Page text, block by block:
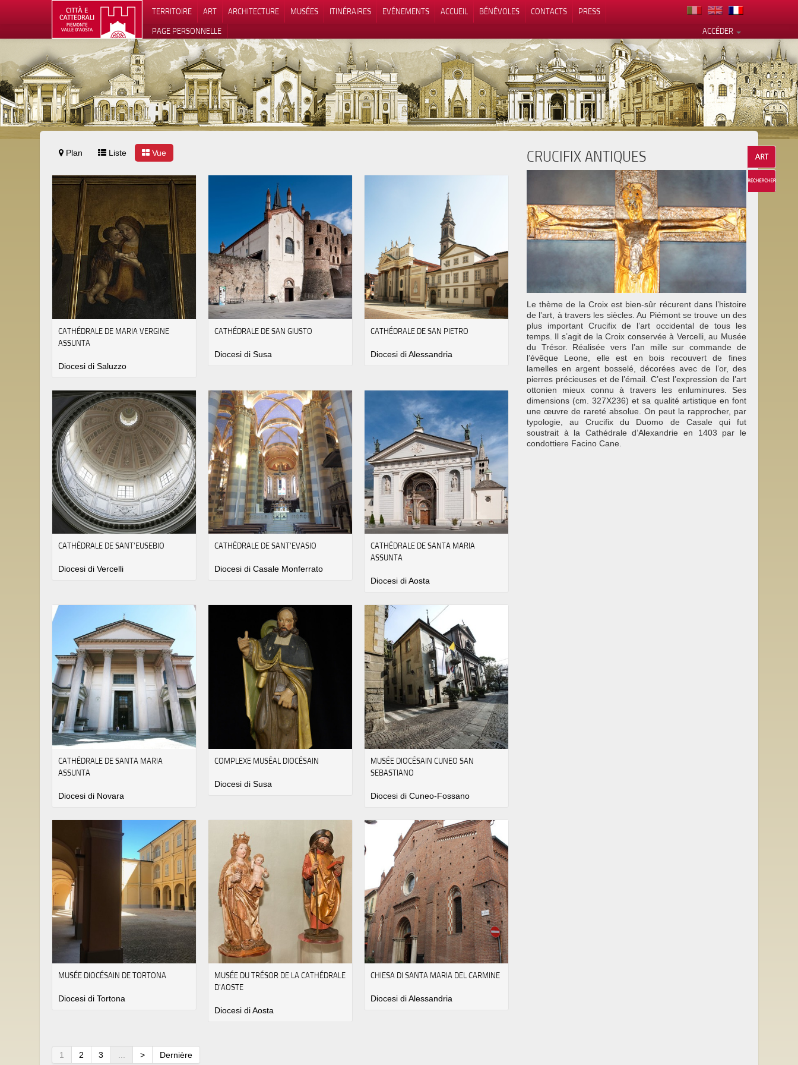
TERRITOIRE ART ARCHITECTURE MUSÉES ITINÉRAIRES EVÉNEMENTS ACCUEIL BÉNÉVOLES CONTACTS
PRESS
ACCÉDER
PAGE PERSONNELLE
Plan Liste Vue
CATHÉDRALE DE MARIA VERGINE
ASSUNTA
Diocesi di Saluzzo
CATHÉDRALE DE SAN GIUSTO
Diocesi di Susa
CATHÉDRALE DE SAN PIETRO
Diocesi di Alessandria
CATHÉDRALE DE SANT'EUSEBIO
Diocesi di Vercelli
CATHÉDRALE DE SANT'EVASIO
Diocesi di Casale Monferrato
CATHÉDRALE DE SANTA MARIA
ASSUNTA
Diocesi di Aosta
CATHÉDRALE DE SANTA MARIA
ASSUNTA
Diocesi di Novara
COMPLEXE MUSÉAL DIOCÉSAIN
Diocesi di Susa
MUSÉE DIOCÉSAIN CUNEO SAN
SEBASTIANO
Diocesi di Cuneo-Fossano
MUSÉE DIOCÉSAIN DE TORTONA
Diocesi di Tortona
MUSÉE DU TRÉSOR DE LA CATHÉDRALE
D'AOSTE
Diocesi di Aosta
CHIESA DI SANTA MARIA DEL CARMINE
Diocesi di Alessandria
1 2 3 ... > Dernière
CRUCIFIX ANTIQUES
Le thème de la Croix est bien-sûr récurent dans l’histoire
de l’art, à travers les siècles. Au Piémont se trouve un des
plus important Crucifix de l’art occidental de tous les
temps. Il s’agit de la Croix conservée à Vercelli, au Musée
du Trésor. Réalisée vers l’an mille sur commande de
l’évêque Leone, elle est en bois recouvert de fines
lamelles en argent bosselé, décorées avec de l’or, des
pierres précieuses et de l’émail. C’est l’expression de l’art
ottonien mieux connu à travers les enluminures. Ses
dimensions (cm. 327X236) et sa qualité artistique en font
une œuvre de rareté absolue. On peut la rapprocher, par
typologie, au Crucifix du Duomo de Casale qui fut
soustrait à la Cathédrale d’Alexandrie en 1403 par le
condottiere Facino Cane.
Vos choix en matière de confidentialité